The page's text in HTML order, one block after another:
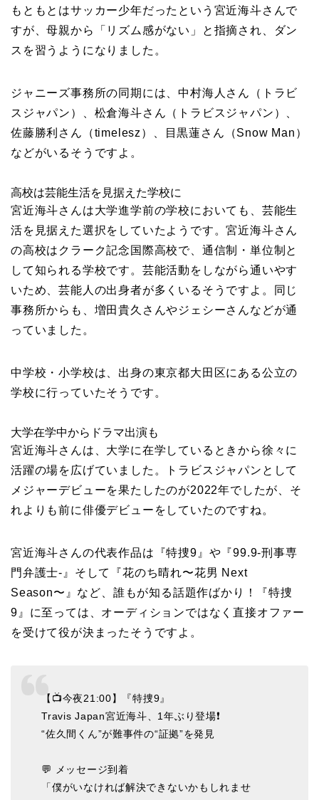
もともとはサッカー少年だったという宮近海斗さんで
すが、母親から「リズム感がない」と指摘され、ダン
スを習うようになりました。
ジャニーズ事務所の同期には、中村海人さん（トラビ
スジャパン）、松倉海斗さん（トラビスジャパン）、
佐藤勝利さん（timelesz）、目黒蓮さん（Snow Man）
などがいるそうですよ。
高校は芸能生活を見据えた学校に
宮近海斗さんは大学進学前の学校においても、芸能生
活を見据えた選択をしていたようです。宮近海斗さん
の高校はクラーク記念国際高校で、通信制・単位制と
して知られる学校です。芸能活動をしながら通いやす
いため、芸能人の出身者が多くいるそうですよ。同じ
事務所からも、増田貴久さんやジェシーさんなどが通
っていました。
中学校・小学校は、出身の東京都大田区にある公立の
学校に行っていたそうです。
大学在学中からドラマ出演も
宮近海斗さんは、大学に在学しているときから徐々に
活躍の場を広げていました。トラビスジャパンとして
メジャーデビューを果たしたのが2022年でしたが、そ
れよりも前に俳優デビューをしていたのですね。
宮近海斗さんの代表作品は『特捜9』や『99.9-刑事専
門弁護士-』そして『花のち晴れ〜花男 Next
Season〜』など、誰もが知る話題作ばかり！『特捜
9』に至っては、オーディションではなく直接オファー
を受けて役が決まったそうですよ。
【📺️今夜21:00】『特捜9』
Travis Japan宮近海斗、1年ぶり登場❗️
“佐久間くん”が難事件の“証拠”を発見
💬 メッセージ到着
「僕がいなければ解決できないかもしれませ